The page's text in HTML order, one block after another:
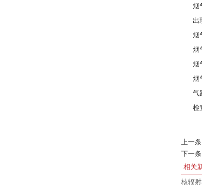
烟气
出现
烟
烟气
烟气
烟气
气
检查
上一
下一条
相关
核辐